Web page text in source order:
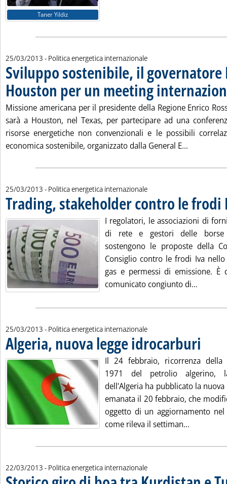
Taner Yildiz
25/03/2013 - Politica energetica internazionale
Sviluppo sostenibile, il governatore
Houston per un meeting
Missione americana per il presidente della Regione Enrico
sarà a Houston, nel Texas, per partecipare ad una
risorse energetiche non convenzionali e le possibili
economica sostenibile, organizzato dalla General E...
25/03/2013 - Politica energetica internazionale
Trading, stakeholder contro le frodi
I regolatori, le associazioni di
di rete e gestori delle borse
sostengono le proposte della
Consiglio contro le frodi Iva
gas e permessi di emissione.
comunicato congiunto di...
25/03/2013 - Politica energetica internazionale
Algeria, nuova legge idrocarburi
Il 24 febbraio, ricorrenza della
1971 del petrolio algerino,
dell'Algeria ha pubblicato la
emanata il 20 febbraio, che
oggetto di un aggiornamento
come rileva il settiman...
22/03/2013 - Politica energetica internazionale